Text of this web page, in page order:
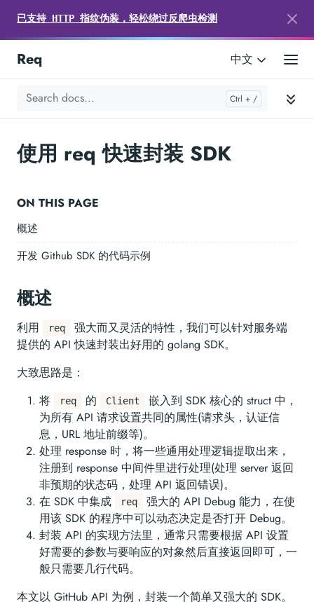
已支持 HTTP 指纹伪装，轻松绕过反爬虫检测
Req 中文
使用 req 快速封装 SDK
ON THIS PAGE
概述
开发 Github SDK 的代码示例
概述
利用 req
强大而又灵活的特性，我们可以针对服务端
提供的 API 快速封装出好用的 golang SDK。
大致思路是：
将
req 的 Client
嵌入到 SDK 核心的 struct 中，
为所有 API 请求设置共同的属性(请求头，认证信
息，URL 地址前缀等)。
处理 response 时，将一些通用处理逻辑提取出来，
注册到 response 中间件里进行处理(处理 server 返回
非预期的状态码，处理 API 返回错误)。
在 SDK 中集成
req
强大的 API Debug 能力，在使
用该 SDK 的程序中可以动态决定是否打开 Debug。
封装 API 的实现方法里，通常只需要根据 API 设置
好需要的参数与要响应的对象然后直接返回即可，一
般只需要几行代码。
本文以 GitHub API 为例，封装一个简单又强大的 SDK。